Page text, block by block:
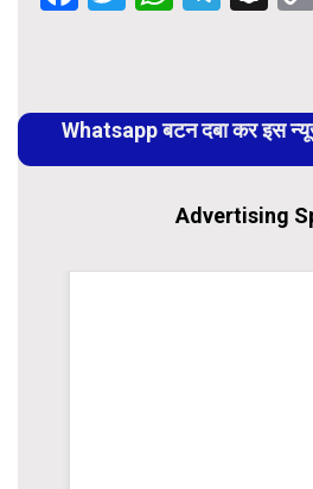
Reading
Whatsapp बटन दबा कर इस
Advertising